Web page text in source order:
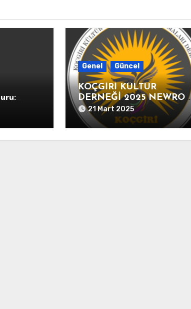
10
Genel Güncel
KOÇGİRİ KÜLTÜR
DERNEĞİ 2025 NEWROZ
AÇIKLAMASI
21 Mart 2025